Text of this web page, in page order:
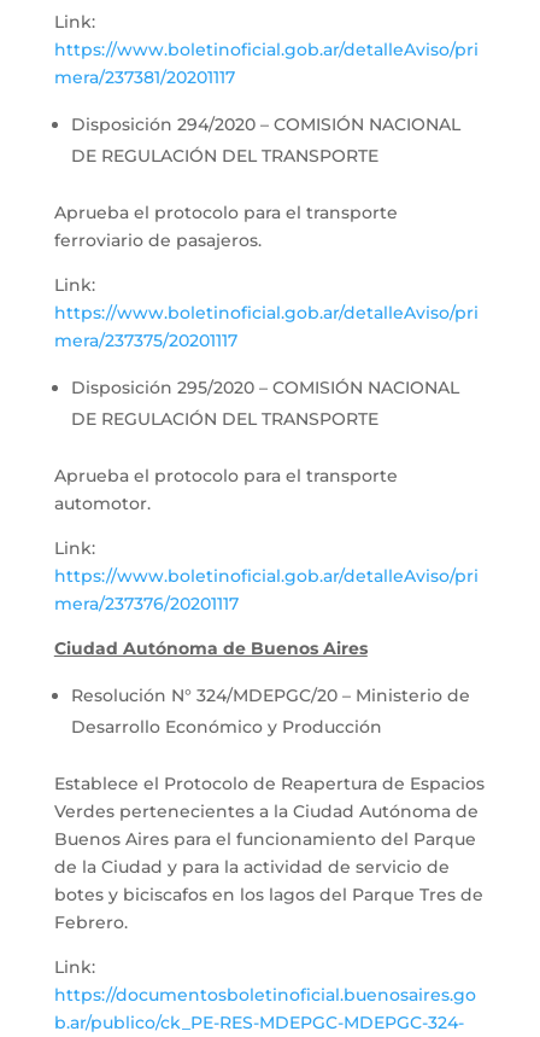
Link:
https://www.boletinoficial.gob.ar/detalleAviso/pri
mera/237381/20201117
Disposición 294/2020 – COMISIÓN NACIONAL
DE REGULACIÓN DEL TRANSPORTE
Aprueba el protocolo para el transporte
ferroviario de pasajeros.
Link:
https://www.boletinoficial.gob.ar/detalleAviso/pri
mera/237375/20201117
Disposición 295/2020 – COMISIÓN NACIONAL
DE REGULACIÓN DEL TRANSPORTE
Aprueba el protocolo para el transporte
automotor.
Link:
https://www.boletinoficial.gob.ar/detalleAviso/pri
mera/237376/20201117
Ciudad Autónoma de Buenos Aires
Resolución N° 324/MDEPGC/20 – Ministerio de
Desarrollo Económico y Producción
Establece el Protocolo de Reapertura de Espacios
Verdes pertenecientes a la Ciudad Autónoma de
Buenos Aires para el funcionamiento del Parque
de la Ciudad y para la actividad de servicio de
botes y biciscafos en los lagos del Parque Tres de
Febrero.
Link:
https://documentosboletinoficial.buenosaires.go
b.ar/publico/ck_PE-RES-MDEPGC-MDEPGC-324-